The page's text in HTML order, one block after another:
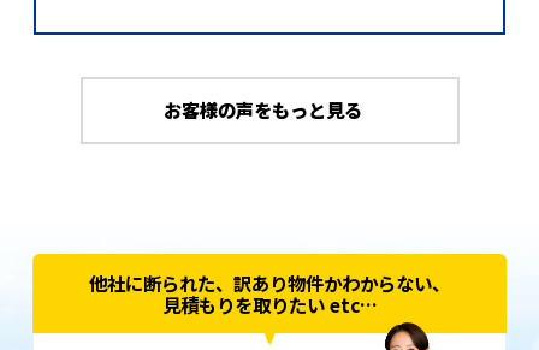
お客様の声をもっと見る
他社に断られた、訳あり物件かわからない、
見積もりを取りたい etc…